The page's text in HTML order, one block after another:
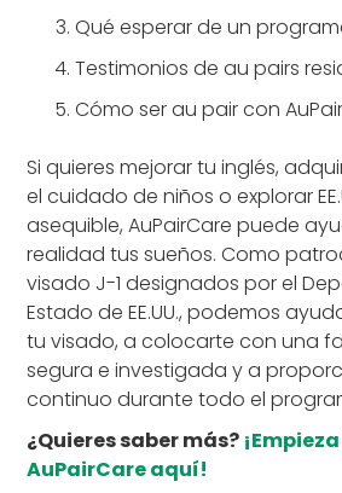
Qué esperar de un
Testimonios de au pairs
Cómo ser au pair con
Si quieres mejorar tu inglés,
el cuidado de niños o explorar
asequible, AuPairCare puede
realidad tus sueños. Como
visado J-1 designados por el
Estado de EE.UU., podemos
tu visado, a colocarte con una
segura e investigada y a
continuo durante todo el
¿Quieres saber más?
AuPairCare aquí!